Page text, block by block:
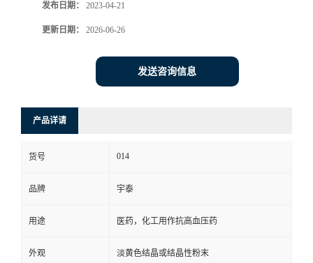
发布日期： 2023-04-21
更新日期： 2026-06-26
发送咨询信息
产品详请
货号 014
品牌 宇泰
用途 医药，化工用作抗高血压药
外观 淡黄色结晶或结晶性粉末